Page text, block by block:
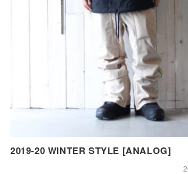
2019-20 WINTER STYLE [ANALOG]